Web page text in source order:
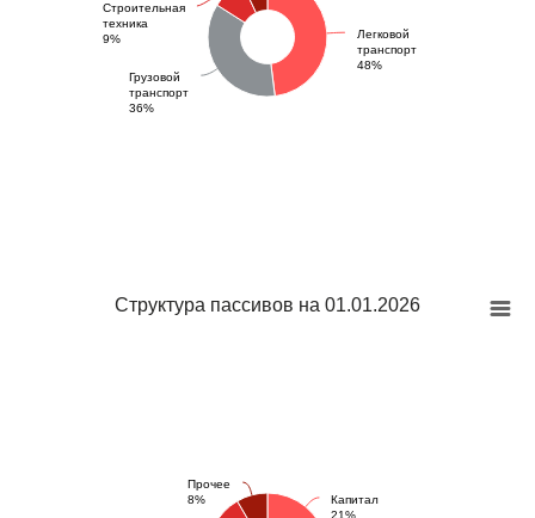
Легковой
транспорт
48%
Грузовой
транспорт
36%
Строительная
техника
9%
Структура пассивов на 01.01.2026
Капитал
21%
Прочее
8%